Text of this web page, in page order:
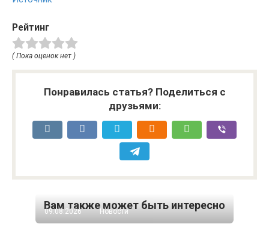
Рейтинг
( Пока оценок нет )
Понравилась статья? Поделиться с
друзьями:
Вам также может быть интересно
09.08.2026 Новости